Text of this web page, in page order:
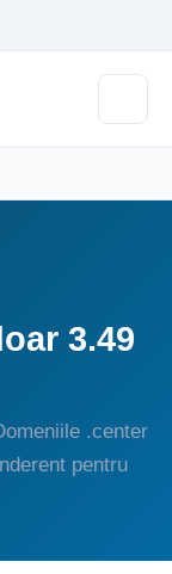
3.49
.center
pentru